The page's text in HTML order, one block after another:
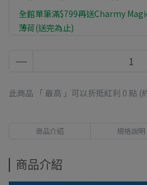
全館單筆滿$799再送Charmy
薄荷(送完為止)
完為止)
此商品 「 最高 」可以折抵紅利 0 點 (
商品介紹 規格說明
商品介紹